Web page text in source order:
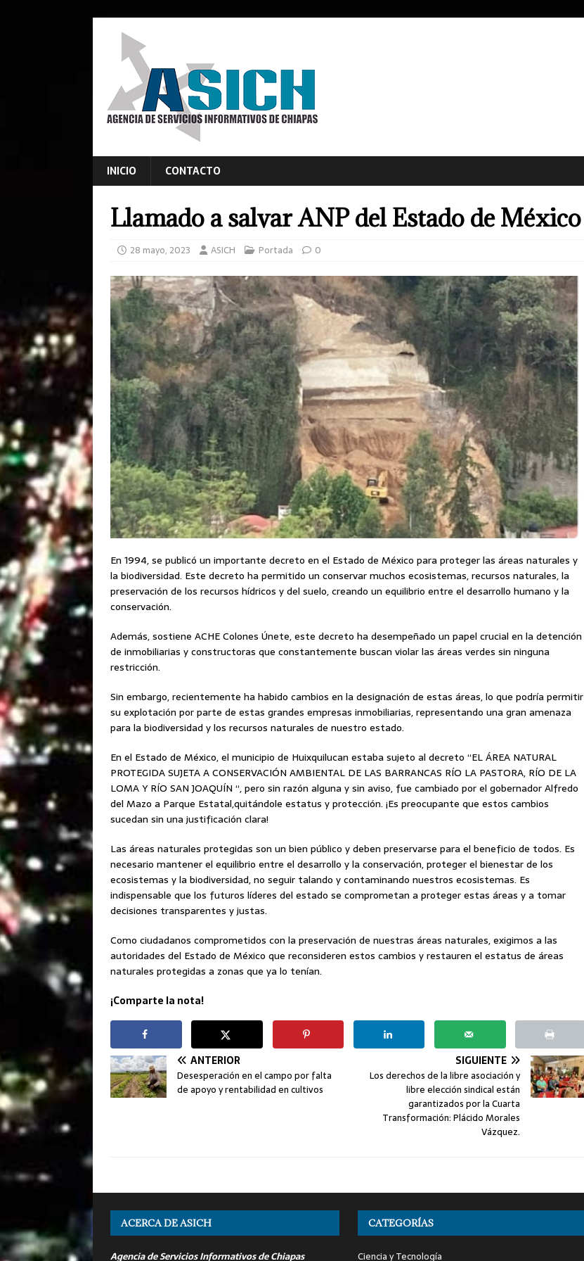
INICIO CONTACTO
Llamado a salvar ANP del Estado de México
28 mayo, 2023 ASICH Portada 0
En 1994, se publicó un importante decreto en el Estado de México para proteger las áreas naturales y
la biodiversidad. Este decreto ha permitido un conservar muchos ecosistemas, recursos naturales, la
preservación de los recursos hídricos y del suelo, creando un equilibrio entre el desarrollo humano y la
conservación.
Además, sostiene ACHE Colones Únete, este decreto ha desempeñado un papel crucial en la detención
de inmobiliarias y constructoras que constantemente buscan violar las áreas verdes sin ninguna
restricción.
Sin embargo, recientemente ha habido cambios en la designación de estas áreas, lo que podría permitir
su explotación por parte de estas grandes empresas inmobiliarias, representando una gran amenaza
para la biodiversidad y los recursos naturales de nuestro estado.
En el Estado de México, el municipio de Huixquilucan estaba sujeto al decreto “EL ÁREA NATURAL
PROTEGIDA SUJETA A CONSERVACIÓN AMBIENTAL DE LAS BARRANCAS RÍO LA PASTORA, RÍO DE LA
LOMA Y RÍO SAN JOAQUÍN “, pero sin razón alguna y sin aviso, fue cambiado por el gobernador Alfredo
del Mazo a Parque Estatal,quitándole estatus y protección. ¡Es preocupante que estos cambios
sucedan sin una justificación clara!
Las áreas naturales protegidas son un bien público y deben preservarse para el beneficio de todos. Es
necesario mantener el equilibrio entre el desarrollo y la conservación, proteger el bienestar de los
ecosistemas y la biodiversidad, no seguir talando y contaminando nuestros ecosistemas. Es
indispensable que los futuros líderes del estado se comprometan a proteger estas áreas y a tomar
decisiones transparentes y justas.
Como ciudadanos comprometidos con la preservación de nuestras áreas naturales, exigimos a las
autoridades del Estado de México que reconsideren estos cambios y restauren el estatus de áreas
naturales protegidas a zonas que ya lo tenían.
¡Comparte la nota!
ANTERIOR
Desesperación en el campo por falta
de apoyo y rentabilidad en cultivos
SIGUIENTE
Los derechos de la libre asociación y
libre elección sindical están
garantizados por la Cuarta
Transformación: Plácido Morales
Vázquez.
ACERCA DE ASICH
Agencia de Servicios Informativos de Chiapas
CATEGORÍAS
Ciencia y Tecnología